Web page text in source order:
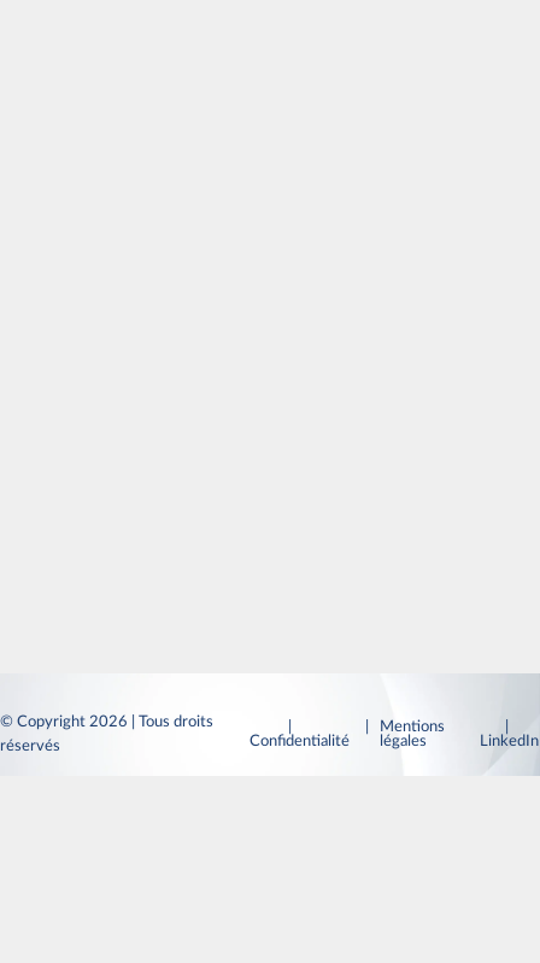
© Copyright 2026 | Tous droits
réservés
Confidentialité
| Mentions
légales